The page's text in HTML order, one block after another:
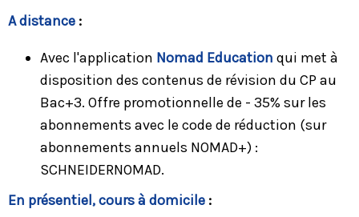
A distance :
Avec l'application Nomad Education qui met à
disposition des contenus de révision du CP au
Bac+3. Offre promotionnelle de - 35% sur les
abonnements avec le code de réduction (sur
abonnements annuels NOMAD+) :
SCHNEIDERNOMAD.
En présentiel, cours à domicile :